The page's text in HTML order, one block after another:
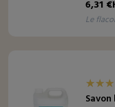
6,31
le